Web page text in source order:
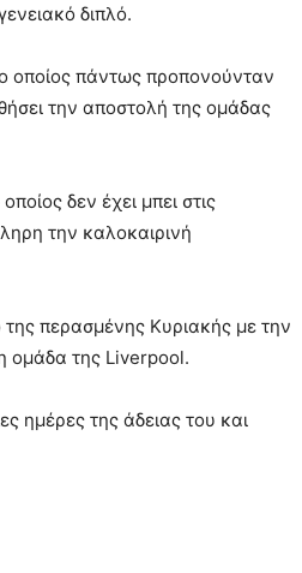
διπλό.
οποίος πάντως προπονούνταν
την αποστολή της ομάδας
δεν έχει μπει στις
την καλοκαιρινή
περασμένης Κυριακής με την
ομάδα της Liverpool.
ημέρες της άδειας του και